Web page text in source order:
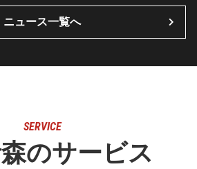
ニュース一覧へ
SERVICE
のサービス